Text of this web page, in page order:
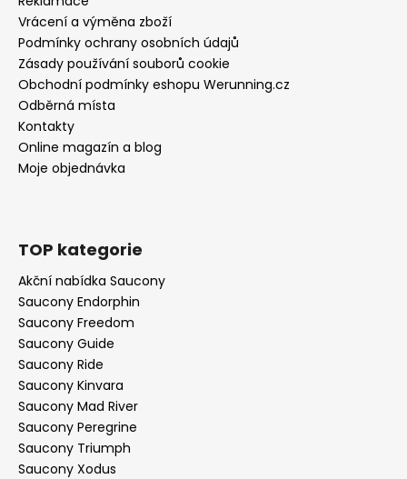
Vrácení a výměna zboží
Podmínky ochrany osobních údajů
Zásady používání souborů cookie
Obchodní podmínky eshopu Werunning.cz
Odběrná místa
Kontakty
Online magazín a blog
Moje objednávka
TOP kategorie
Akční nabídka Saucony
Saucony Endorphin
Saucony Freedom
Saucony Guide
Saucony Ride
Saucony Kinvara
Saucony Mad River
Saucony Peregrine
Saucony Triumph
Saucony Xodus